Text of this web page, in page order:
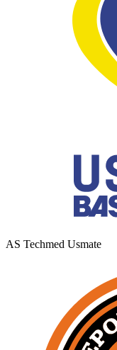
AS Techmed Usmate